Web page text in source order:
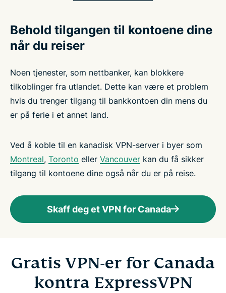
Behold tilgangen til kontoene dine
når du reiser
Noen tjenester, som nettbanker, kan blokkere
tilkoblinger fra utlandet. Dette kan være et problem
hvis du trenger tilgang til bankkontoen din mens du
er på ferie i et annet land.
Ved å koble til en kanadisk VPN-server i byer som
Montreal, Toronto eller Vancouver kan du få sikker
tilgang til kontoene dine også når du er på reise.
Skaff deg et VPN for Canada
Gratis VPN-er for Canada
kontra ExpressVPN